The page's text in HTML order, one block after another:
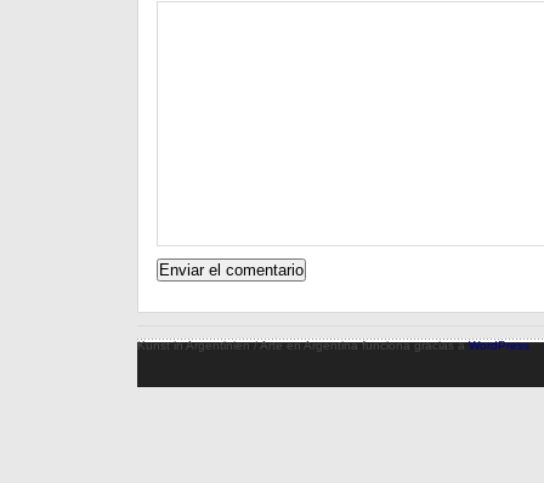
Kunst in Argentinien / Arte en Argentina funciona gracias aWordPress